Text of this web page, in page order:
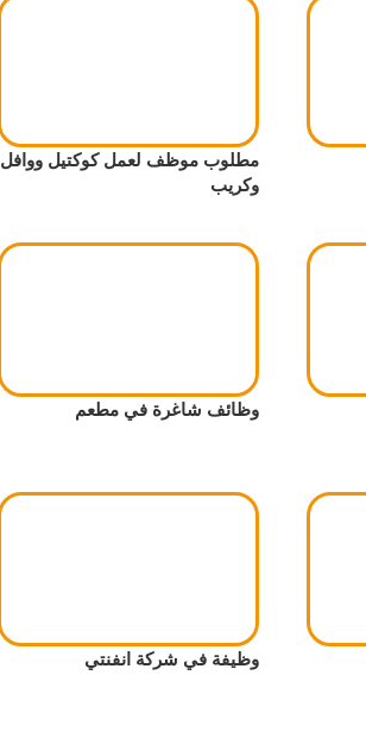
مطلوب موظف لعمل كوكتيل ووافل
وكريب
وظائف شاغرة في مطعم
وظيفة في شركة انفنتي